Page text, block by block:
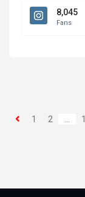
8,045
Fans
1 2 ...